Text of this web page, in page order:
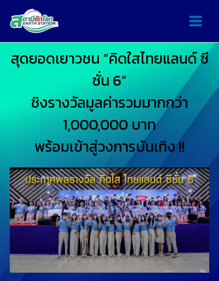
สุดยอดเยาวชน “คิดใสไทยแลนด์ ซี
ซั่น 6”
ชิงรางวัลมูลค่ารวมมากกว่า
1,000,000 บาท
พร้อมเข้าสู่วงการบันเทิง !!